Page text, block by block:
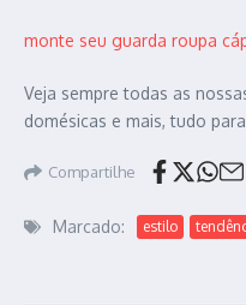
monte seu guarda roupa
Veja sempre todas as
domésicas e mais, tudo
Compartilhe
Marcado: estilo